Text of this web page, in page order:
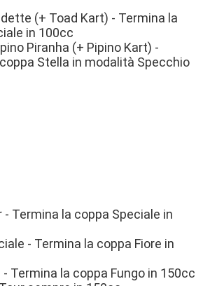
(+ Toad Kart) - Termina la
in 100cc
Piranha (+ Pipino Kart) -
Stella in modalità Specchio
- Termina la coppa Speciale in
- Termina la coppa Fiore in
Termina la coppa Fungo in 150cc